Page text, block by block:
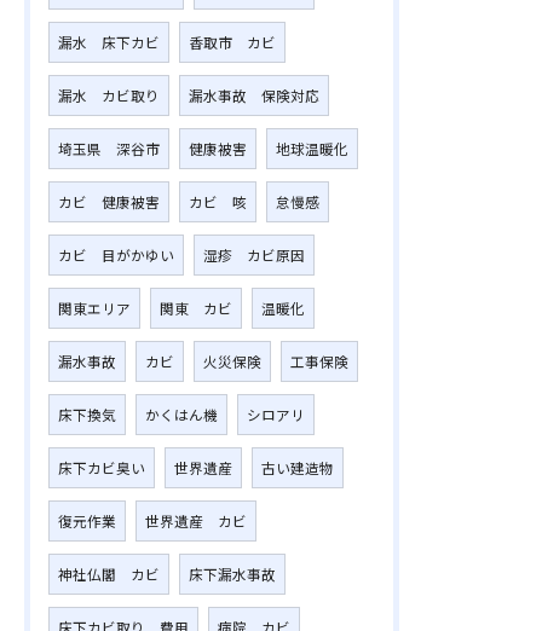
漏水 床下カビ 香取市 カビ
漏水 カビ取り 漏水事故 保険対応
埼玉県 深谷市 健康被害 地球温暖化
カビ 健康被害 カビ 咳 怠慢感
カビ 目がかゆい 湿疹 カビ原因
関東エリア 関東 カビ 温暖化
漏水事故 カビ 火災保険 工事保険
床下換気 かくはん機 シロアリ
床下カビ臭い 世界遺産 古い建造物
復元作業 世界遺産 カビ
神社仏閣 カビ 床下漏水事故
床下カビ取り 費用 病院 カビ